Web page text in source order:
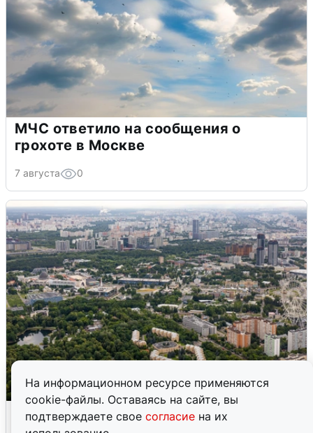
На информационном ресурсе применяются
cookie-файлы. Оставаясь на сайте, вы
подтверждаете свое согласие на их
МЧС ответило на сообщения о
грохоте в Москве
7 августа 0
Москвичи услышали грохот, похожий
на взрыв